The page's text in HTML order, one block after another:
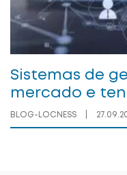
Sistemas de
mercado e
BLOG-LOCNESS